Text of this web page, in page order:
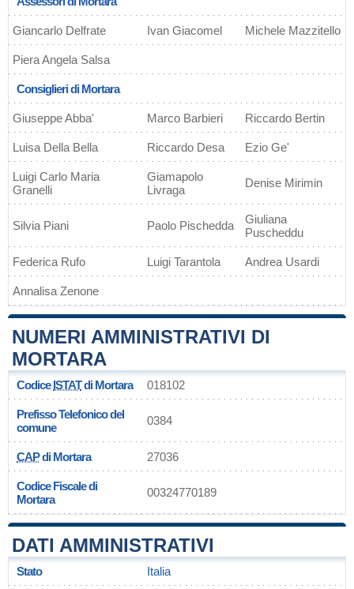
Giancarlo Delfrate Ivan Giacomel Michele Mazzitello
Piera Angela Salsa
Consiglieri di Mortara
Giuseppe Abba' Marco Barbieri Riccardo Bertin
Luisa Della Bella Riccardo Desa Ezio Ge'
Luigi Carlo Maria
Granelli
Giamapolo
Livraga
Denise Mirimin
Silvia Piani Paolo Pischedda
Giuliana
Puscheddu
Federica Rufo Luigi Tarantola Andrea Usardi
Annalisa Zenone
NUMERI AMMINISTRATIVI DI
MORTARA
CodiceISTATdi Mortara 018102
Prefisso Telefonico del
comune
0384
CAPdi Mortara 27036
Codice Fiscale di
Mortara
00324770189
DATI AMMINISTRATIVI
Stato Italia